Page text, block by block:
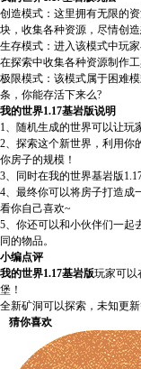
创造模式：这里拥有无限的
块，收集各种资源，尽情创造
生存模式：进入该模式中玩
在探索中收集各种资源制作
极限模式：该模式属于困难
条，你能存活下来么?
我的世界1.17基岩版说明
1、随机生成的世界可以让玩
2、探索这个新世界，利用你
你房子的规模！
3、同时在我的世界基岩版
4、最终你可以将房子打造成
看你自己喜欢~
5、你还可以和小伙伴们一起
同的物品。
小编点评
我的世界1.17基岩版玩家可以
堡！
全新矿洞可以探索，未知更新
猜你喜欢